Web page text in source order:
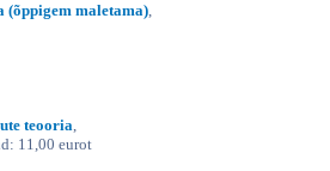
(õppigem maletama)
teooria
11,00 eurot